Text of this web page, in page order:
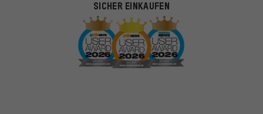
SICHER EINKAUFEN